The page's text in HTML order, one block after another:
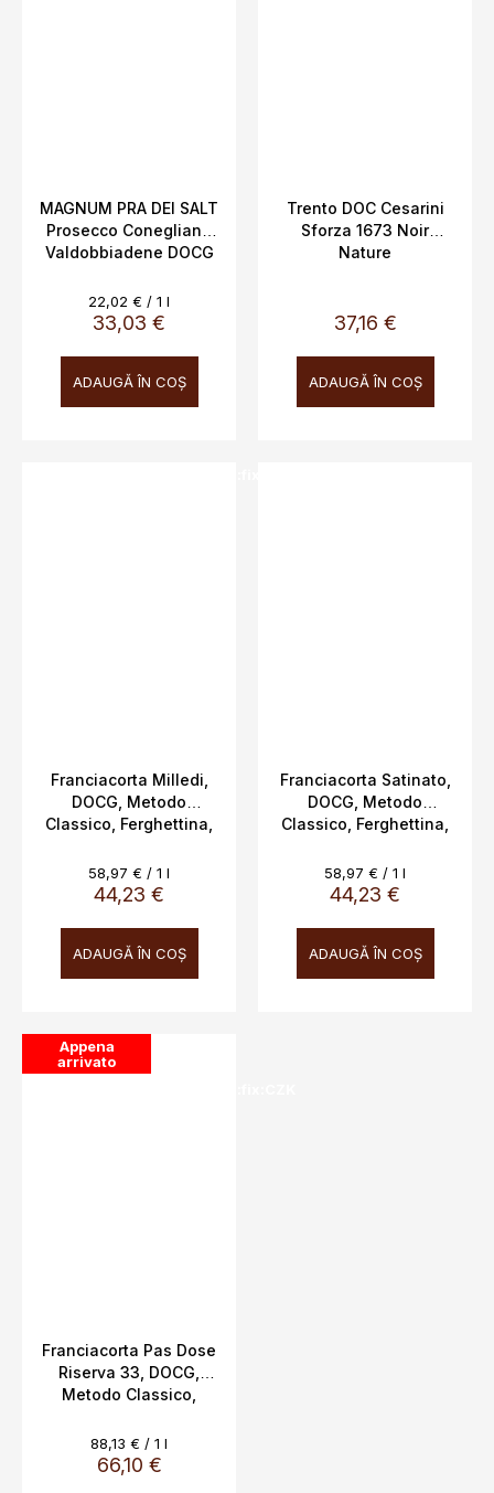
MAGNUM PRA DEI SALT
Prosecco Conegliano
Valdobbiadene DOCG
1,5L
33,03 €
Evaluare
preţ:
22,02 € / 1 l
ADAUGĂ ÎN COŞ
Trento DOC Cesarini
Sforza 1673 Noir
Nature
37,16 €
ADAUGĂ ÎN COŞ
Franciacorta Milledi,
DOCG, Metodo
Classico, Ferghettina,
44,23 €
Evaluare
preţ:
58,97 € / 1 l
ADAUGĂ ÎN COŞ
Franciacorta Satinato,
DOCG, Metodo
Classico, Ferghettina,
44,23 €
Evaluare
preţ:
58,97 € / 1 l
ADAUGĂ ÎN COŞ
Appena
arrivato
Franciacorta Pas Dose
Riserva 33, DOCG,
Metodo Classico,
0,75L
66,10 €
Evaluare
preţ:
88,13 € / 1 l